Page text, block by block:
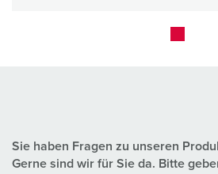
Sie haben Fragen zu unseren
Gerne sind wir für Sie da. Bitte